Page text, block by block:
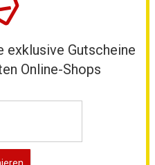
exklusive Gutscheine
Online-Shops